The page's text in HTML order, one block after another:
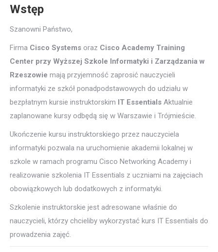
Wstęp
Szanowni Państwo,
Firma Cisco Systems oraz Cisco Academy Training
Center przy Wyższej Szkole Informatyki i Zarządzania w
Rzeszowie mają przyjemność zaprosić nauczycieli
informatyki ze szkół ponadpodstawowych do udziału w
bezpłatnym kursie instruktorskim IT Essentials Aktualnie
zaplanowane kursy odbędą się w Warszawie i Trójmieście.
Ukończenie kursu instruktorskiego przez nauczyciela
informatyki pozwala na uruchomienie akademii lokalnej w
szkole w ramach programu Cisco Networking Academy i
realizowanie szkolenia IT Essentials z uczniami na zajęciach
obowiązkowych lub dodatkowych z informatyki.
Szkolenie instruktorskie jest adresowane właśnie do
nauczycieli, którzy chcieliby wykorzystać kurs IT Essentials do
prowadzenia zajęć.